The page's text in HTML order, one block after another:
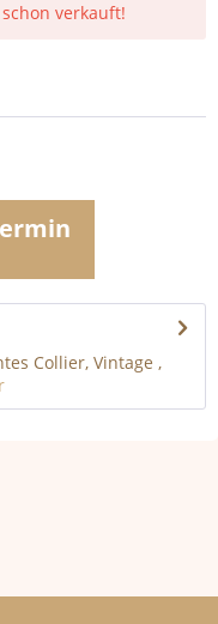
verkauft!
Collier, Vintage ,